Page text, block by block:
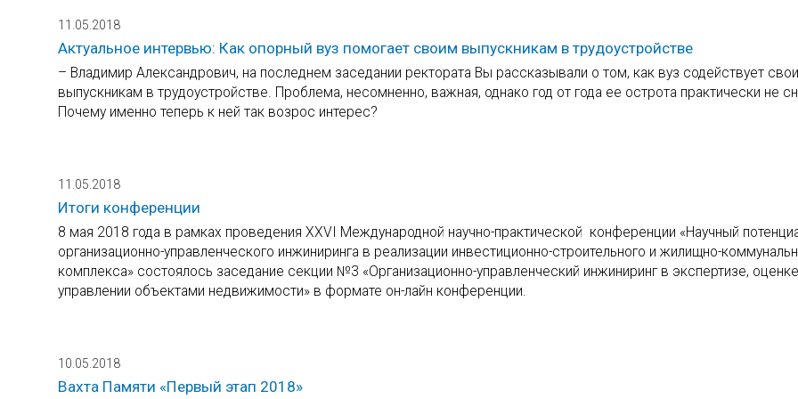
11.05.2018
Актуальное интервью: Как опорный вуз помогает своим выпускникам в трудоустройстве
– Владимир Александрович, на последнем заседании ректората Вы рассказывали о том, как вуз содействует
выпускникам в трудоустройстве. Проблема, несомненно, важная, однако год от года ее острота практически не
Почему именно теперь к ней так возрос интерес?
11.05.2018
Итоги конференции
8 мая 2018 года в рамках проведения XXVI Международной научно-практической конференции «Научный
организационно-управленческого инжиниринга в реализации инвестиционно-строительного и жилищно-
комплекса» состоялось заседание секции №3 «Организационно-управленческий инжиниринг в экспертизе,
управлении объектами недвижимости» в формате он-лайн конференции.
10.05.2018
Вахта Памяти «Первый этап 2018»